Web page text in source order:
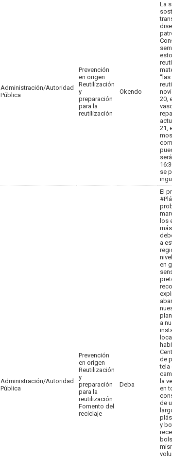
Administración/Autoridad
Pública
Prevención
en origen
Reutilización
y
preparación
para la
reutilización
Okendo
La
20,
21,
se
Administración/Autoridad
Pública
Prevención
en origen
Reutilización
y
preparación
para la
reutilización
Fomento del
reciclaje
Deba
El
los
a
en
a
de
tela
la
en
de
y